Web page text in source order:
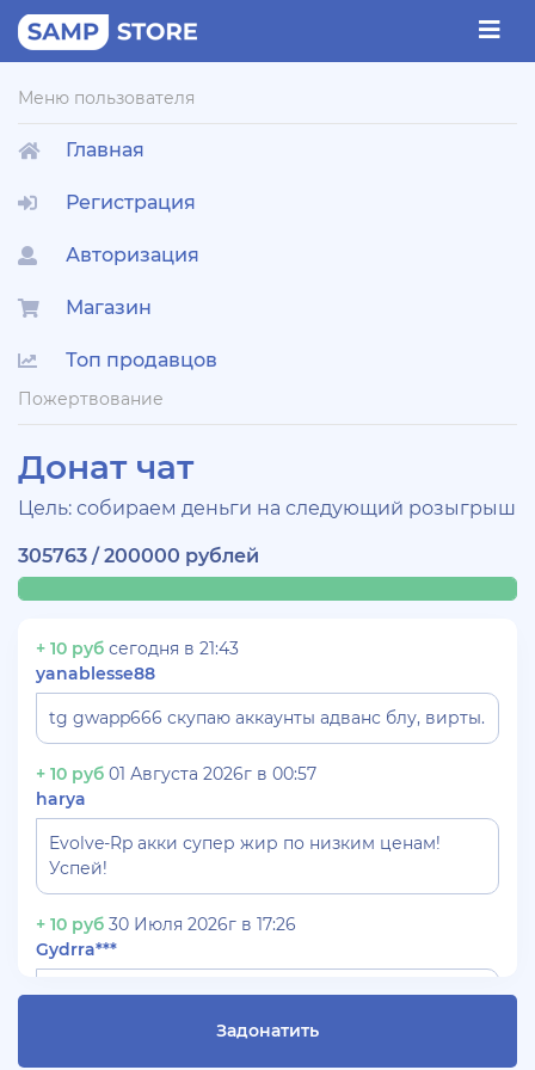
Меню пользователя
Главная
Регистрация
Авторизация
Магазин
Топ продавцов
Пожертвование
Донат чат
Цель: собираем деньги на следующий розыгрыш
305763 / 200000 рублей
+ 10 руб сегодня в 21:43
yanablesse88
tg gwapp666 скупаю аккаунты адванс блу, вирты.
+ 10 руб 01 Августа 2026г в 00:57
harya
Evolve-Rp акки супер жир по низким ценам!
Успей!
+ 10 руб 30 Июля 2026г в 17:26
Gydrra***
СКУПАЮ АККАУНТЫ БЛЕК РАША ТГ -
Задонатить